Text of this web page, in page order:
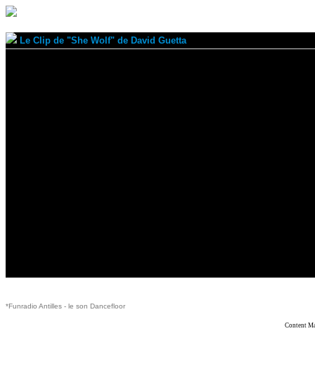
Le Clip de "She Wolf" de David Guetta
*Funradio Antilles - le son Dancefloor
Content